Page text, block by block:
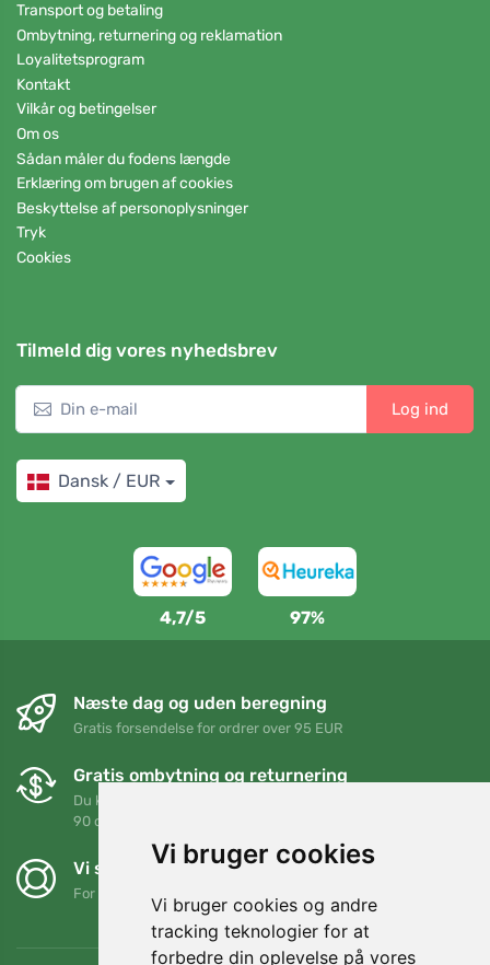
Vi bruger cookies
Vi bruger cookies og andre
tracking teknologier for at
forbedre din oplevelse på vores
Transport og betaling
Ombytning, returnering og reklamation
Loyalitetsprogram
Kontakt
Vilkår og betingelser
Om os
Sådan måler du fodens længde
Erklæring om brugen af cookies
Beskyttelse af personoplysninger
Tryk
Cookies
Tilmeld dig vores nyhedsbrev
Log ind
Dansk / EUR
4,7/5 97%
Næste dag og uden beregning
Gratis forsendelse for ordrer over 95 EUR
Gratis ombytning og returnering
Du kan returnere eller bytte din ordre når som helst inden for
90 dage
Vi støtter Trees.org
For hver ordre planter vi et træ! Læs mere